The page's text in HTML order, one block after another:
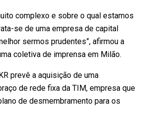
complexo e sobre o qual estamos
se de uma empresa de capital
sermos prudentes”, afirmou a
coletiva de imprensa em Milão.
prevê a aquisição de uma
de rede fixa da TIM, empresa que
de desmembramento para os